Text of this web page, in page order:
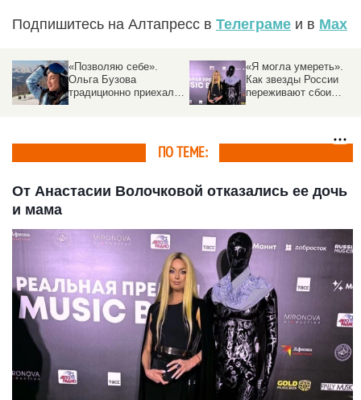
Подпишитесь на Алтапресс в Телеграме и в Max
«Позволяю себе».
Ольга Бузова
традиционно приехала
«Я могла умереть».
Как звезды России
переживают сбои
ПО ТЕМЕ:
От Анастасии Волочковой отказались ее дочь
и мама